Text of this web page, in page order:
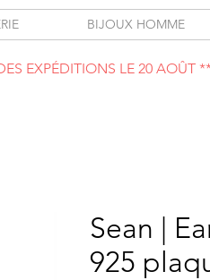
BIJOUX HOMME
EXPÉDITIONS LE 20 AOÛT
Sean |
925